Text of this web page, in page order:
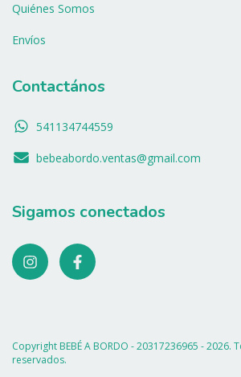
Quiénes Somos
Envíos
Contactános
541134744559
bebeabordo.ventas@gmail.com
Sigamos conectados
Copyright BEBÉ A BORDO - 20317236965 - 2026.
reservados.